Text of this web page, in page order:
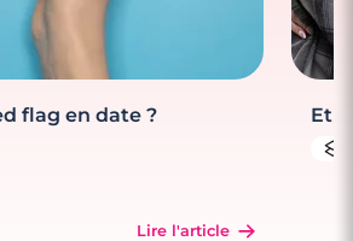
flag en date ?
Lire l'article
Et